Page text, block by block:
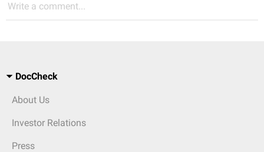
Write a comment...
DocCheck
About Us
Investor Relations
Press